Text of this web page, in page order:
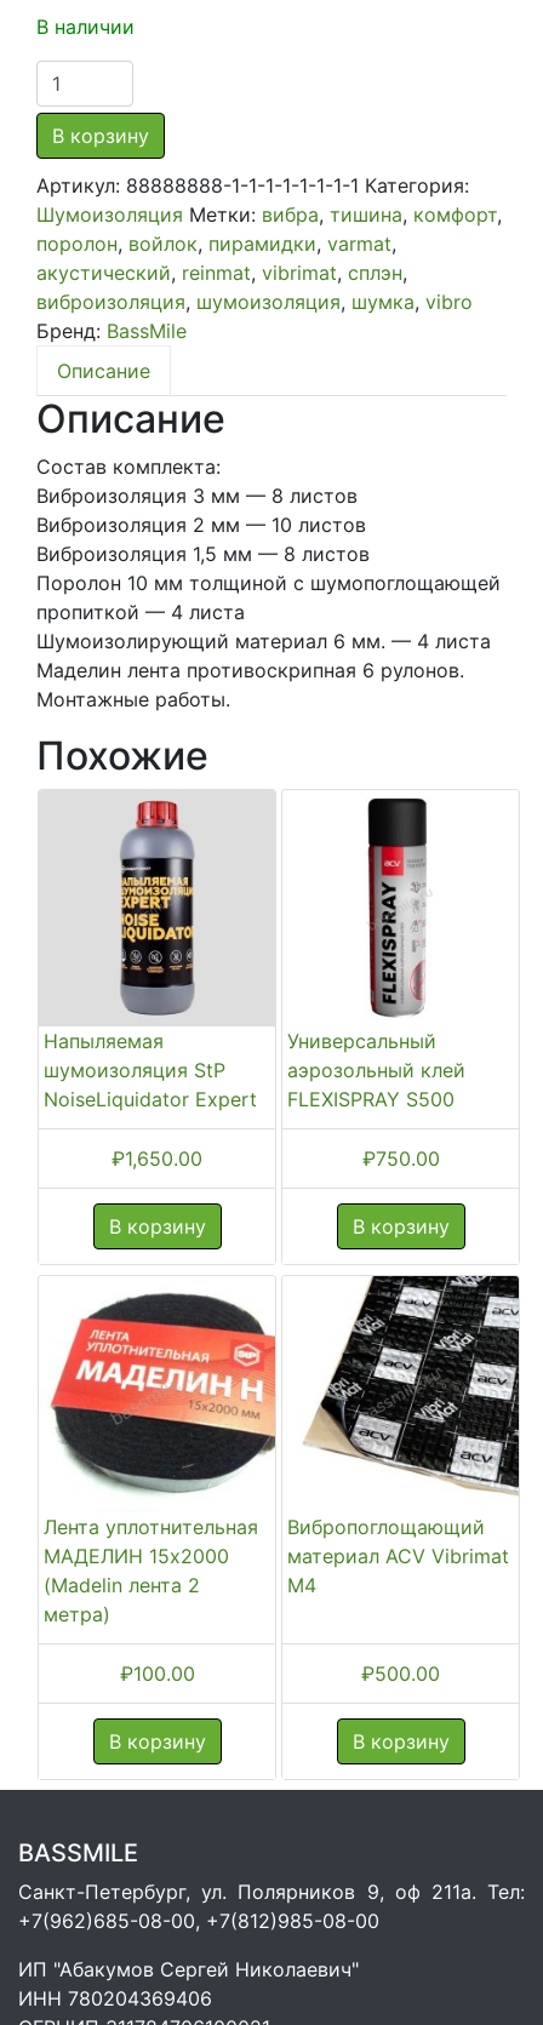
В наличии
Количество
товара
Комплекс
работ
по
шумо-
виброизоляции
с
акустической
подготовкой
Хетчбек
5
дверей
В корзину
Артикул: 88888888-1-1-1-1-1-1-1-1 Категория:
Шумоизоляция Метки: вибра, тишина, комфорт,
поролон, войлок, пирамидки, varmat,
акустический, reinmat, vibrimat, сплэн,
виброизоляция, шумоизоляция, шумка, vibro
Бренд: BassMile
Описание
Описание
Состав комплекта:
Виброизоляция 3 мм — 8 листов
Виброизоляция 2 мм — 10 листов
Виброизоляция 1,5 мм — 8 листов
Поролон 10 мм толщиной с шумопоглощающей
пропиткой — 4 листа
Шумоизолирующий материал 6 мм. — 4 листа
Маделин лента противоскрипная 6 рулонов.
Монтажные работы.
Похожие
Напыляемая
шумоизоляция StP
NoiseLiquidator Expert
₽1,650.00
В корзину
Универсальный
аэрозольный клей
FLEXISPRAY S500
₽750.00
В корзину
Лента уплотнительная
МАДЕЛИН 15х2000
(Madelin лента 2
метра)
₽100.00
В корзину
Вибропоглощающий
материал ACV Vibrimat
M4
₽500.00
В корзину
BASSMILE
Санкт-Петербург, ул. Полярников 9, оф 211а. Тел:
+7(962)685-08-00, +7(812)985-08-00
ИП "Абакумов Сергей Николаевич"
ИНН 780204369406